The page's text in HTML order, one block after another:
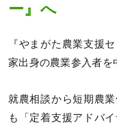
ー』へ
『やまがた農業支援
家出身の農業参入者を
就農相談から短期農
も「定着支援アドバ